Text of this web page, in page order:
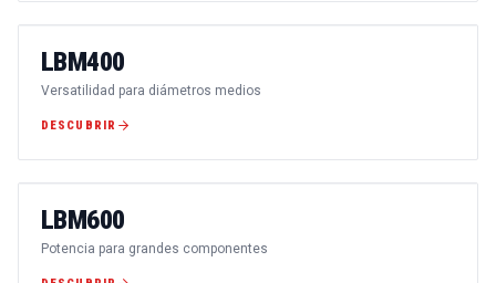
LBM400
Versatilidad para diámetros medios
DESCUBRIR
LBM600
Potencia para grandes componentes